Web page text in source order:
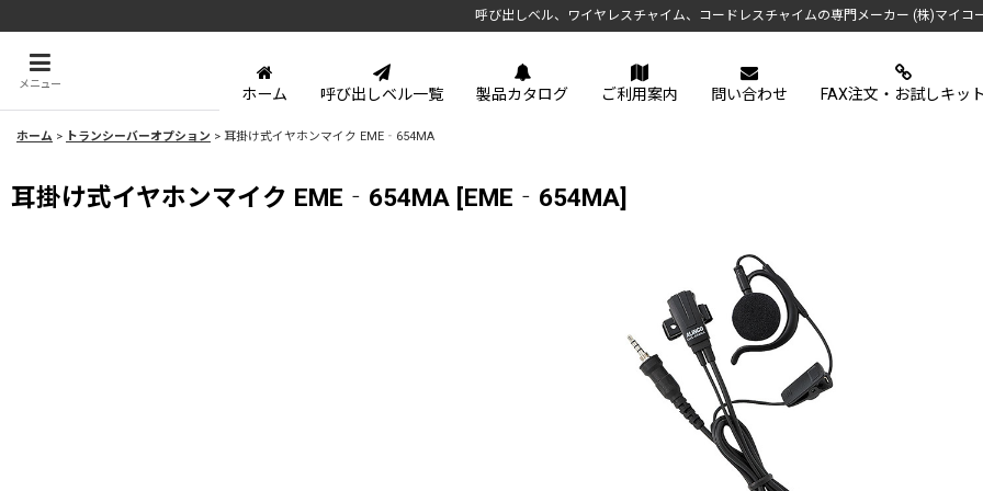
呼び出しベル、ワイヤレスチャイム、コードレスチャイムの専門メーカー (株)マイコ
メニュー
ホーム 呼び出しベル一覧 製品カタログ ご利用案内 問い合わせ FAX注文・お試しキッ
ホーム > トランシーバーオプション > 耳掛け式イヤホンマイク EME‐654MA
耳掛け式イヤホンマイク EME‐654MA [EME‐654MA]